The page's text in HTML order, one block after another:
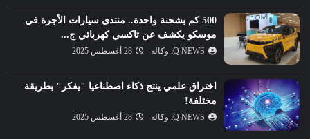
500 كم بشحنة واحدة.. منتدى سيارات الأجرة في
موسكو يكشف عن تاكسي كهربائي ج...
iQ NEWS وكالة 28 أغسطس 2025
اختراق علمي ينتج ذكاء اصطناعيا "يفكر" بطريقة
مختلفة!
iQ NEWS وكالة 28 أغسطس 2025